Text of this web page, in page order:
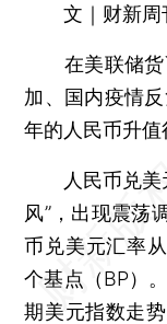
文｜财新周
在美联储货
加、国内疫情
年的人民币升值
人民币兑美
风”，出现震荡
币兑美元汇率
个基点（BP）
期美元指数走